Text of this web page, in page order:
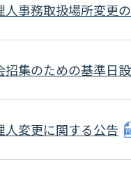
人事務取扱場所変更
招集のための基準日
人変更に関する公告